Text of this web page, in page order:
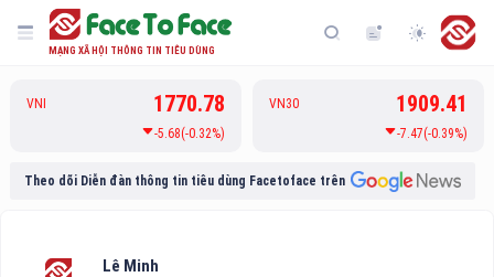
MẠNG XÃ HỘI THÔNG TIN TIÊU DÙNG
VNI 1770.78
-5.68(-0.32%)
VN30 1909.41
-7.47(-0.39%)
Theo dõi Diễn đàn thông tin tiêu dùng Facetoface trên
Lê Minh